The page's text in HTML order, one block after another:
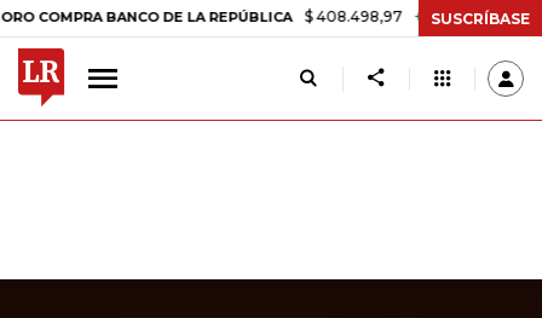
BANCO DE LA REPÚBLICA $ 408.498,97 +$ 8.753,81 +2,19%
SUSCRÍBASE